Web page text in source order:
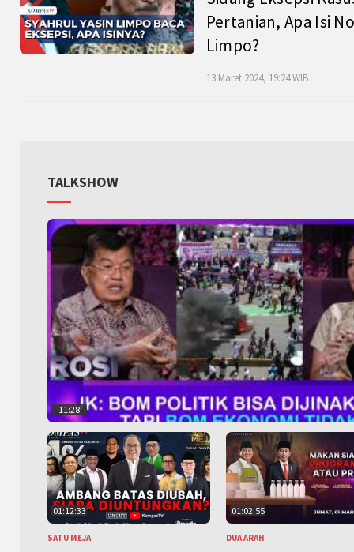
Pertanian, Apa Isi
Limpo?
13 Maret 2024, 19:24 WIB
TALKSHOW
11:28
01:12:33
SATU MEJA
01:02:55
DUA ARAH